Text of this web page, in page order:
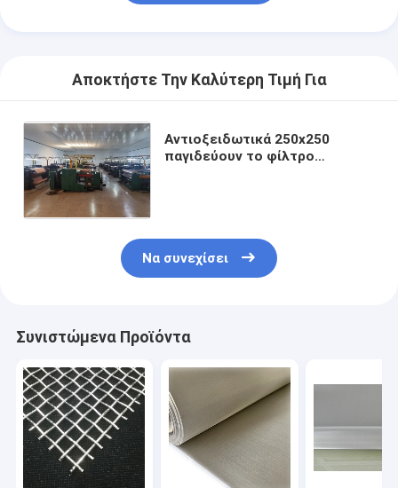
Αποκτήστε Την Καλύτερη Τιμή Για
Αντιοξειδωτικά 250x250
παγιδεύουν το φίλτρο
Να συνεχίσει
Συνιστώμενα Προϊόντα